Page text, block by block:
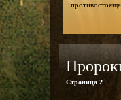
Страница 2